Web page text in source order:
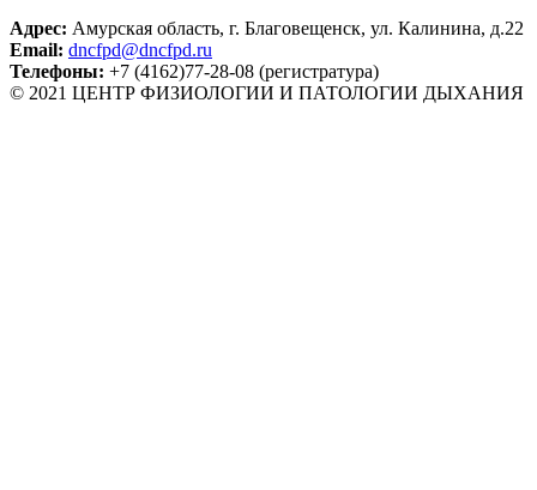
Адрес: Амурская область, г. Благовещенск, ул. Калинина, д.22
Email: dncfpd@dncfpd.ru
Телефоны: +7 (4162)77-28-08 (регистратура)
© 2021 ЦЕНТР ФИЗИОЛОГИИ И ПАТОЛОГИИ ДЫХАНИЯ